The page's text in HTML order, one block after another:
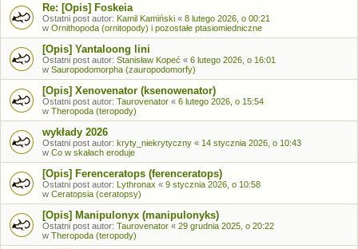
Re: [Opis] Foskeia
Ostatni post autor: Kamil Kamiński « 8 lutego 2026, o 00:21
w Ornithopoda (ornitopody) i pozostałe ptasiomiedniczne
[Opis] Yantaloong lini
Ostatni post autor: Stanisław Kopeć « 6 lutego 2026, o 16:01
w Sauropodomorpha (zauropodomorfy)
[Opis] Xenovenator (ksenowenator)
Ostatni post autor: Taurovenator « 6 lutego 2026, o 15:54
w Theropoda (teropody)
wykłady 2026
Ostatni post autor: kryty_niekrytyczny « 14 stycznia 2026, o 10:43
w Co w skałach eroduje
[Opis] Ferenceratops (ferenceratops)
Ostatni post autor: Lythronax « 9 stycznia 2026, o 10:58
w Ceratopsia (ceratopsy)
[Opis] Manipulonyx (manipulonyks)
Ostatni post autor: Taurovenator « 29 grudnia 2025, o 20:22
w Theropoda (teropody)